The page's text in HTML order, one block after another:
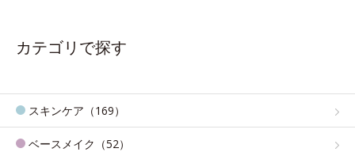
カテゴリで探す
スキンケア（169）
ベースメイク（52）